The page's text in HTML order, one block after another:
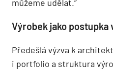
můžeme udělat.“
Výrobek jako postupka
Předešlá výzva k
i portfolio a struktura